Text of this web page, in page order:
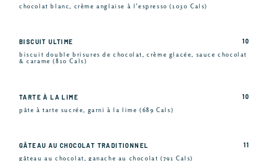
chocolat blanc, crème anglaise à l’espresso (1030 Cals)
BISCUIT ULTIME
biscuit double brisures de chocolat, crème glacée, sauce chocolat
& carame (810 Cals)
10
TARTE À LA LIME
pâte à tarte sucrée, garni à la lime (689 Cals)
10
GÂTEAU AU CHOCOLAT TRADITIONNEL
gâteau au chocolat, ganache au chocolat (791 Cals)
11